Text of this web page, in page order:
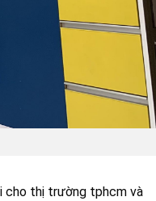
cho thị trường tphcm và